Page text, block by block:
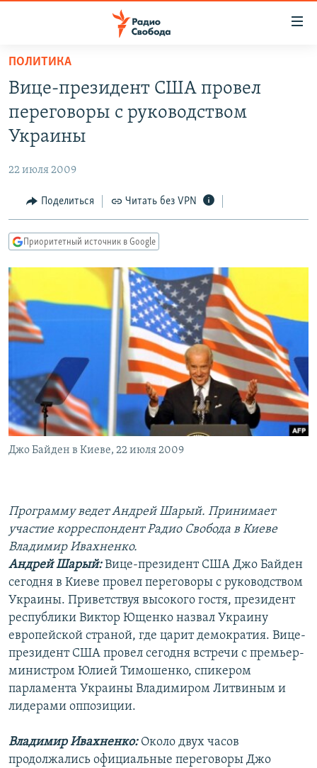
упрощенного
доступа
основному
Вернутся
Вернутся
поиску
ПОДКАСТЫ
АВТОРСКИЕ ПРОЕКТЫ
МНЕНИЯ
КУЛЬТУРА
КАВКАЗ.РЕАЛИИ
СИБИРЬ.РЕАЛИИ
РАСПИСАНИЕ ВЕЩАНИЯ
ПОДПИШИТЕСЬ НА РАССЫЛКУ
СОЦИАЛЬНЫЕ СЕТИ
ПОЛИТИКА
Вице-президент США провел
переговоры с руководством
Украины
22 июля 2009
Поделиться Читать без VPN
Приоритетный источник в Google
Джо Байден в Киеве, 22 июля 2009
Программу ведет Андрей Шарый. Принимает
участие корреспондент Радио Свобода в Киеве
Владимир Ивахненко.
Андрей Шарый:Вице-президент США Джо Байден
сегодня в Киеве провел переговоры с руководством
Украины. Приветствуя высокого гостя, президент
республики Виктор Ющенко назвал Украину
европейской страной, где царит демократия. Вице-
президент США провел сегодня встречи с премьер-
министром Юлией Тимошенко, спикером
парламента Украины Владимиром Литвиным и
лидерами оппозиции.
Владимир Ивахненко:Около двух часов
продолжались официальные переговоры Джо